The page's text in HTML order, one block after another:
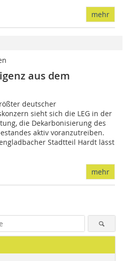
mehr
aus dem
deutscher
sieht sich die LEG in der
die Dekarbonisierung des
aktiv voranzutreiben.
Stadtteil Hardt lässt
mehr